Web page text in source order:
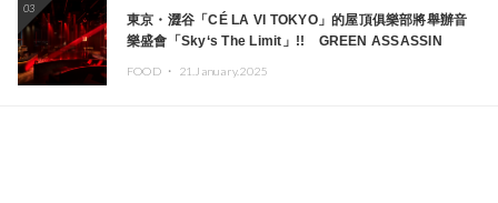
03
東京・澀谷「CÉ LA VI TOKYO」的屋頂俱樂部將舉辦音
樂盛會「Sky‘s The Limit」!! GREEN ASSASSIN
本頂尖DJ及創作者齊聚一堂
FOOD ・ 21.January.2025